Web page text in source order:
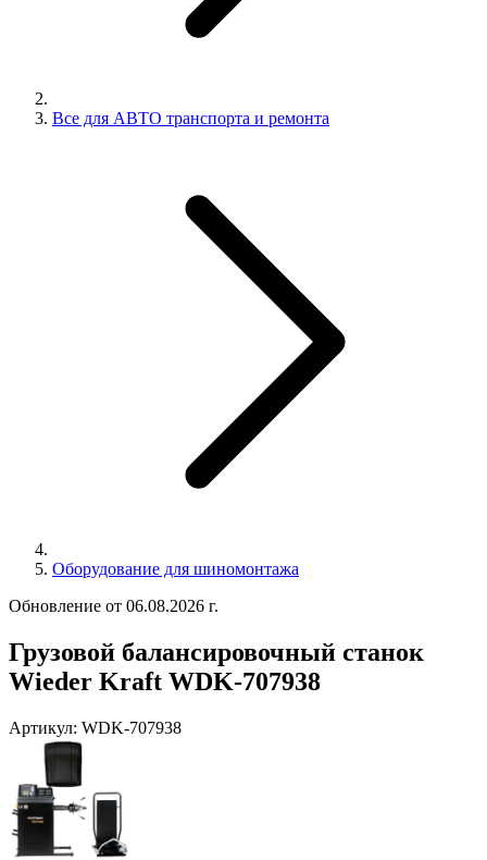
Все для АВТО транспорта и ремонта
Оборудование для шиномонтажа
Обновление от 06.08.2026 г.
Грузовой балансировочный станок
Wieder Kraft WDK-707938
Артикул: WDK-707938